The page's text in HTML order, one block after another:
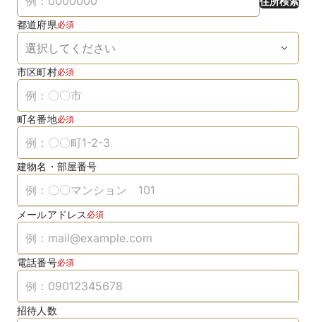
都道府県必須
市区町村必須
町名番地必須
建物名・部屋番号
メールアドレス 必須
電話番号必須
招待人数